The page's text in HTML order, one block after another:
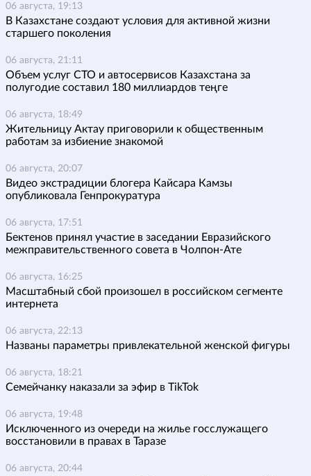
06 августа, 19:13
В Казахстане создают условия для активной жизни
старшего поколения
06 августа, 21:11
Объем услуг СТО и автосервисов Казахстана за
полугодие составил 180 миллиардов теңге
06 августа, 18:49
Жительницу Актау приговорили к общественным
работам за избиение знакомой
06 августа, 20:07
Видео экстрадиции блогера Кайсара Камзы
опубликовала Генпрокуратура
06 августа, 17:51
Бектенов принял участие в заседании Евразийского
межправительственного совета в Чолпон-Ате
06 августа, 16:25
Масштабный сбой произошел в российском сегменте
интернета
06 августа, 22:13
Названы параметры привлекательной женской фигуры
06 августа, 18:21
Семейчанку наказали за эфир в TikTok
06 августа, 19:48
Исключенного из очереди на жилье госслужащего
восстановили в правах в Таразе
06 августа, 20:44